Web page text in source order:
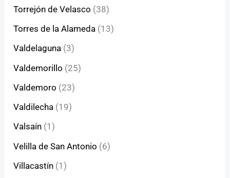
Torrejón de Velasco (38)
Torres de la Alameda (13)
Valdelaguna (3)
Valdemorillo (25)
Valdemoro (23)
Valdilecha (19)
Valsaín (1)
Velilla de San Antonio (6)
Villacastín (1)